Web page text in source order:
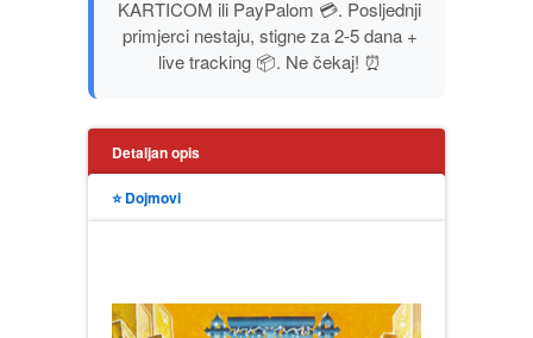
TEORIJE ZAVERE
TRILERI
UMETNOST
KARTICOM ili PayPalom 💳. Posljednji
primjerci nestaju, stigne za 2-5 dana +
live tracking 📦. Ne čekaj! ⏰
Detaljan opis
⭐ Dojmovi